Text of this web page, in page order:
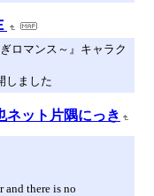
ロマンス～』キャラク
しました
ネット片隅にっき
and there is no